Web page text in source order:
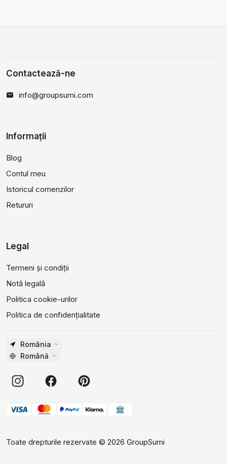
Contactează-ne
info@groupsumi.com
Informații
Blog
Contul meu
Istoricul comenzilor
Retururi
Legal
Termeni și condiții
Notă legală
Politica cookie-urilor
Politica de confidențialitate
România
Română
Toate drepturile rezervate © 2026 GroupSumi